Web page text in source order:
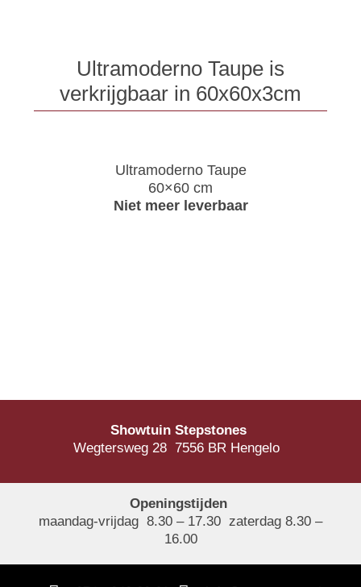
Ultramoderno Taupe is
verkrijgbaar in 60x60x3cm
Ultramoderno Taupe
60×60 cm
Niet meer leverbaar
Showtuin Stepstones
Wegtersweg 28 7556 BR Hengelo
Openingstijden
maandag-vrijdag 8.30 – 17.30 zaterdag 8.30 –
16.00